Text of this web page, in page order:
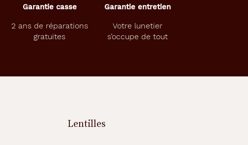
Garantie casse
2 ans de réparations
gratuites
Garantie entretien
Votre lunetier
s’occupe de tout
Lentilles